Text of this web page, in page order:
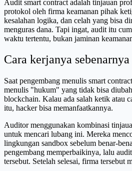
Audit smart contract adalah tinjauan
protokol oleh firma keamanan pihak
kesalahan logika, dan celah yang bisa
menguras dana. Tapi ingat, audit itu
waktu tertentu, bukan jaminan
Cara kerjanya sebenarnya
Saat pengembang menulis smart
menulis "hukum" yang tidak bisa
blockchain. Kalau ada salah ketik atau
itu, hacker bisa memanfaatkannya.
Auditor menggunakan kombinasi
untuk mencari lubang ini. Mereka
lingkungan sandbox sebelum benar-
pengembang memperbaikinya, lalu
tersebut. Setelah selesai, firma tersebut